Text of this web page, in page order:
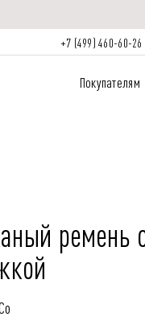
+7 (499) 460-60-26
Покупателям
ремень